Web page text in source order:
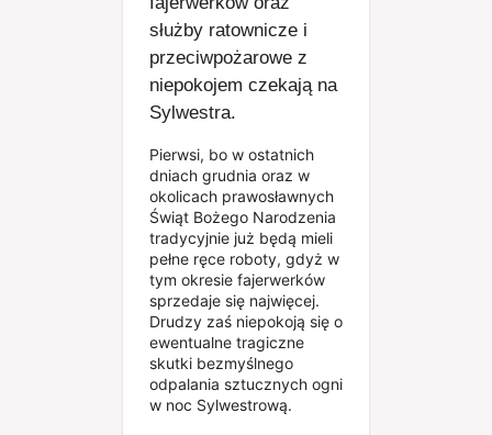
służby ratownicze i
przeciwpożarowe z
niepokojem czekają na
Sylwestra.
Pierwsi, bo w ostatnich
dniach grudnia oraz w
okolicach prawosławnych
Świąt Bożego Narodzenia
tradycyjnie już będą mieli
pełne ręce roboty, gdyż w
tym okresie fajerwerków
sprzedaje się najwięcej.
Drudzy zaś niepokoją się o
ewentualne tragiczne
skutki bezmyślnego
odpalania sztucznych ogni
w noc Sylwestrową.